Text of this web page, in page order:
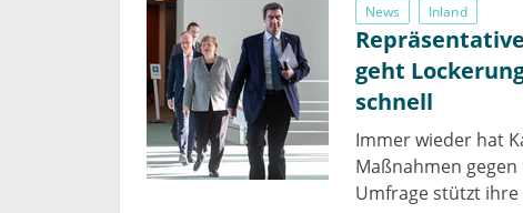
News Inland
geht
schnell
Immer wieder hat
Maßnahmen
Umfrage stützt ihre